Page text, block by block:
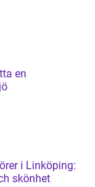
en
i Linköping:
skönhet